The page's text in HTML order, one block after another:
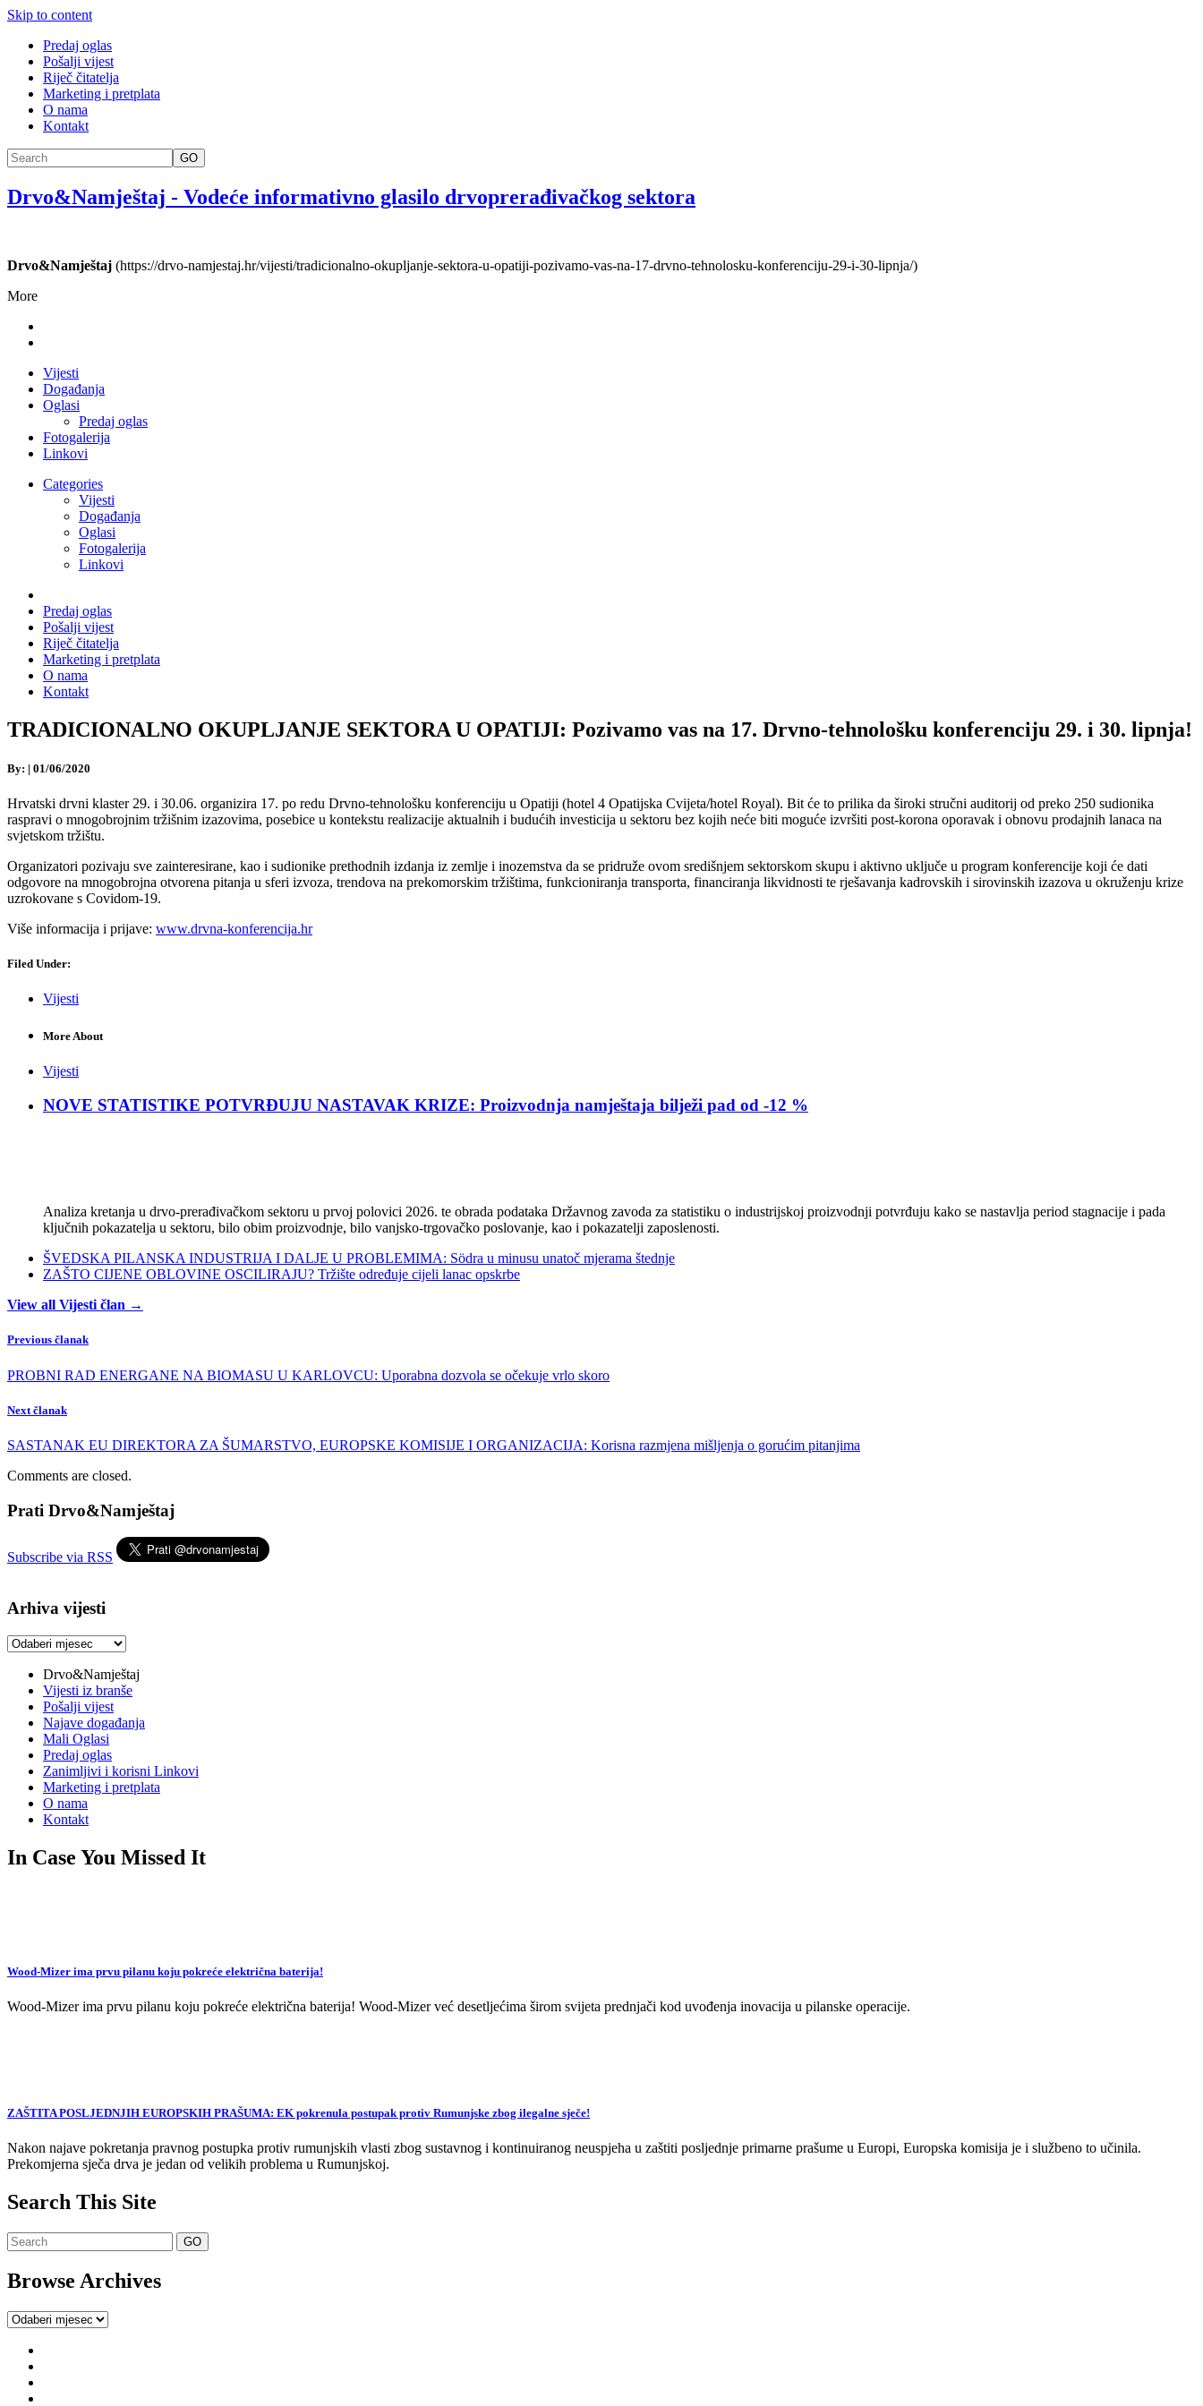
Skip to content
Predaj oglas
Pošalji vijest
Riječ čitatelja
Marketing i pretplata
O nama
Kontakt
GO
Drvo&Namještaj - Vodeće informativno glasilo drvoprerađivačkog sektora
Drvo&Namještaj (https://drvo-namjestaj.hr/vijesti/tradicionalno-okupljanje-sektora-u-opatiji-pozivamo-vas-na-17-drvno-tehnolosku-konferenciju-29-i-30-lipnja/)
More
Vijesti
Događanja
Oglasi
Predaj oglas
Fotogalerija
Linkovi
Categories
Vijesti
Događanja
Oglasi
Fotogalerija
Linkovi
Predaj oglas
Pošalji vijest
Riječ čitatelja
Marketing i pretplata
O nama
Kontakt
TRADICIONALNO OKUPLJANJE SEKTORA U OPATIJI: Pozivamo vas na 17. Drvno-tehnološku konferenciju 29. i 30. lipnja!
By: | 01/06/2020
Hrvatski drvni klaster 29. i 30.06. organizira 17. po redu Drvno-tehnološku konferenciju u Opatiji (hotel 4 Opatijska Cvijeta/hotel Royal). Bit će to prilika da široki stručni auditorij od preko 250 sudionika
raspravi o mnogobrojnim tržišnim izazovima, posebice u kontekstu realizacije aktualnih i budućih investicija u sektoru bez kojih neće biti moguće izvršiti post-korona oporavak i obnovu prodajnih lanaca na
svjetskom tržištu.
Organizatori pozivaju sve zainteresirane, kao i sudionike prethodnih izdanja iz zemlje i inozemstva da se pridruže ovom središnjem sektorskom skupu i aktivno uključe u program konferencije koji će dati
odgovore na mnogobrojna otvorena pitanja u sferi izvoza, trendova na prekomorskim tržištima, funkcioniranja transporta, financiranja likvidnosti te rješavanja kadrovskih i sirovinskih izazova u okruženju krize
uzrokovane s Covidom-19.
Više informacija i prijave: www.drvna-konferencija.hr
Filed Under:
Vijesti
More About
Vijesti
NOVE STATISTIKE POTVRĐUJU NASTAVAK KRIZE: Proizvodnja namještaja bilježi pad od -12 %
Analiza kretanja u drvo-prerađivačkom sektoru u prvoj polovici 2026. te obrada podataka Državnog zavoda za statistiku o industrijskoj proizvodnji potvrđuju kako se nastavlja period stagnacije i pada
ključnih pokazatelja u sektoru, bilo obim proizvodnje, bilo vanjsko-trgovačko poslovanje, kao i pokazatelji zaposlenosti.
ŠVEDSKA PILANSKA INDUSTRIJA I DALJE U PROBLEMIMA: Södra u minusu unatoč mjerama štednje
ZAŠTO CIJENE OBLOVINE OSCILIRAJU? Tržište određuje cijeli lanac opskrbe
View all Vijesti član →
Previous članak
PROBNI RAD ENERGANE NA BIOMASU U KARLOVCU: Uporabna dozvola se očekuje vrlo skoro
Next članak
SASTANAK EU DIREKTORA ZA ŠUMARSTVO, EUROPSKE KOMISIJE I ORGANIZACIJA: Korisna razmjena mišljenja o gorućim pitanjima
Comments are closed.
Prati Drvo&Namještaj
Subscribe via RSS
Arhiva vijesti
Arhiva
Drvo&Namještaj
Vijesti iz branše
Pošalji vijest
Najave događanja
Mali Oglasi
Predaj oglas
Zanimljivi i korisni Linkovi
Marketing i pretplata
O nama
Kontakt
In Case You Missed It
Wood-Mizer ima prvu pilanu koju pokreće električna baterija!
Wood-Mizer ima prvu pilanu koju pokreće električna baterija! Wood-Mizer već desetljećima širom svijeta prednjači kod uvođenja inovacija u pilanske operacije.
ZAŠTITA POSLJEDNJIH EUROPSKIH PRAŠUMA: EK pokrenula postupak protiv Rumunjske zbog ilegalne sječe!
Nakon najave pokretanja pravnog postupka protiv rumunjskih vlasti zbog sustavnog i kontinuiranog neuspjeha u zaštiti posljednje primarne prašume u Europi, Europska komisija je i službeno to učinila.
Prekomjerna sječa drva je jedan od velikih problema u Rumunjskoj.
Search This Site
Browse Archives
Browse